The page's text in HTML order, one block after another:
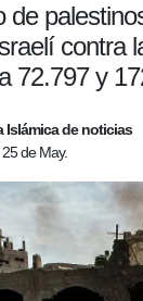
de
contra
72.797 y
Islámica de noticias
de May.